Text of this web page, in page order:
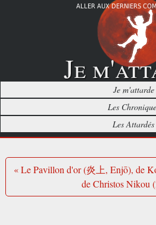
ALLER AUX DERNIERS
Je
Je m'attarde
Les
Les Attardés
« Le Pavillon d'or (炎上, Enjō), de
de Christos Nikou